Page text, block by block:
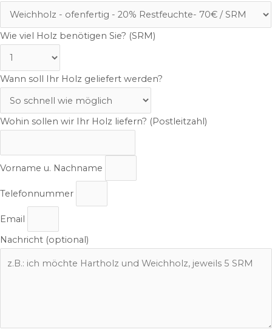
Wie viel Holz benötigen Sie? (SRM)
Wann soll Ihr Holz geliefert werden?
Wohin sollen wir Ihr Holz liefern? (Postleitzahl)
Vorname u. Nachname
Telefonnummer
Email
Nachricht (optional)